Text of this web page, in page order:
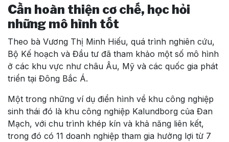
Cần hoàn thiện cơ chế, học hỏi
những mô hình tốt
Theo bà Vương Thị Minh Hiếu, quá trình nghiên cứu,
Bộ Kế hoạch và Đầu tư đã tham khảo một số mô hình
ở các khu vực như châu Âu, Mỹ và các quốc gia phát
triển tại Đông Bắc Á.
Một trong những ví dụ điển hình về khu công nghiệp
sinh thái đó là khu công nghiệp Kalundborg của Đan
Mạch, với chu trình khép kín và khả năng liên kết,
trong đó có 11 doanh nghiệp tham gia hưởng lợi từ 7